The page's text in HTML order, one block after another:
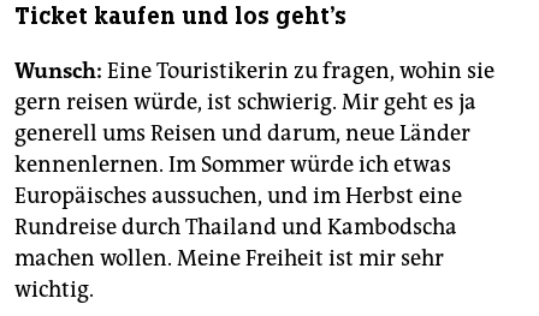
Ticket kaufen und los geht's
Wunsch: Eine Touristikerin zu fragen, wohin sie
gern reisen würde, ist schwierig. Mir geht es ja
generell ums Reisen und darum, neue Länder
kennenlernen. Im Sommer würde ich etwas
Europäisches aussuchen, und im Herbst eine
Rundreise durch Thailand und Kambodscha
machen wollen. Meine Freiheit ist mir sehr
wichtig.